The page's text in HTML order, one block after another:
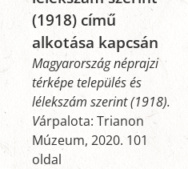
(1918) című
alkotása kapcsán
Magyarország néprajzi
térképe település és
lélekszám szerint (1918).
Várpalota: Trianon
Múzeum, 2020. 101
oldal